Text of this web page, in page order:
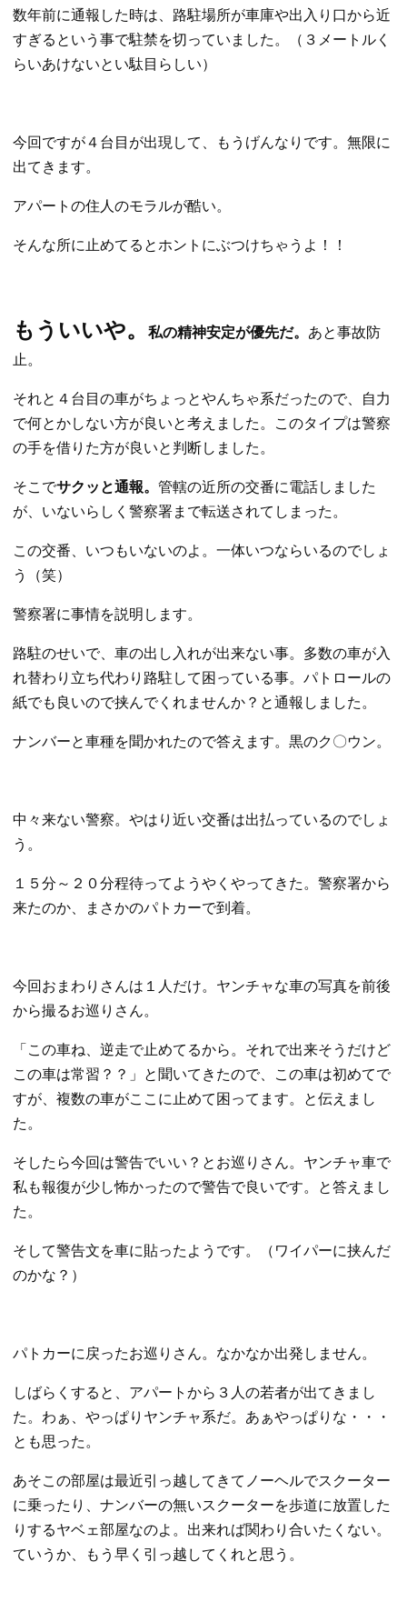
数年前に通報した時は、路駐場所が車庫や出入り口から近
すぎるという事で駐禁を切っていました。（３メートルく
らいあけないとい駄目らしい）
今回ですが４台目が出現して、もうげんなりです。無限に
出てきます。
アパートの住人のモラルが酷い。
そんな所に止めてるとホントにぶつけちゃうよ！！
もういいや。 私の精神安定が優先だ。 あと事故防
止。
それと４台目の車がちょっとやんちゃ系だったので、自力
で何とかしない方が良いと考えました。このタイプは警察
の手を借りた方が良いと判断しました。
そこでサクッと通報。 管轄の近所の交番に電話しました
が、いないらしく警察署まで転送されてしまった。
この交番、いつもいないのよ。一体いつならいるのでしょ
う（笑）
警察署に事情を説明します。
路駐のせいで、車の出し入れが出来ない事。多数の車が入
れ替わり立ち代わり路駐して困っている事。パトロールの
紙でも良いので挟んでくれませんか？と通報しました。
ナンバーと車種を聞かれたので答えます。黒のク〇ウン。
中々来ない警察。やはり近い交番は出払っているのでしょ
う。
１５分～２０分程待ってようやくやってきた。警察署から
来たのか、まさかのパトカーで到着。
今回おまわりさんは１人だけ。ヤンチャな車の写真を前後
から撮るお巡りさん。
「この車ね、逆走で止めてるから。それで出来そうだけど
この車は常習？？」と聞いてきたので、この車は初めてで
すが、複数の車がここに止めて困ってます。と伝えまし
た。
そしたら今回は警告でいい？とお巡りさん。ヤンチャ車で
私も報復が少し怖かったので警告で良いです。と答えまし
た。
そして警告文を車に貼ったようです。（ワイパーに挟んだ
のかな？）
パトカーに戻ったお巡りさん。なかなか出発しません。
しばらくすると、アパートから３人の若者が出てきまし
た。わぁ、やっぱりヤンチャ系だ。あぁやっぱりな・・・
とも思った。
あそこの部屋は最近引っ越してきてノーヘルでスクーター
に乗ったり、ナンバーの無いスクーターを歩道に放置した
りするヤベェ部屋なのよ。出来れば関わり合いたくない。
ていうか、もう早く引っ越してくれと思う。